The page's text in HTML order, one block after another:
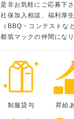
是非お気軽にご応募下
社保加入相談、福利厚
（BBQ・コンテスト
都筑マックの仲間にな
制服貸与 昇給